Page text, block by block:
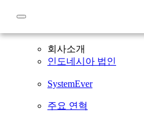
회사소개
인도네시아 법인
SystemEver
주요 연혁